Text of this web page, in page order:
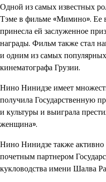
Одной из самых известных
Тэме в фильме «Мимино». Ее
принесла ей заслуженное
награды. Фильм также стал
и одним из самых
кинематографа Грузии.
Нино Нинидзе имеет
получила Государственную
и культуры и выиграла
женщина».
Нино Нинидзе также активно
почетным партнером
кукловодства имени Шалва